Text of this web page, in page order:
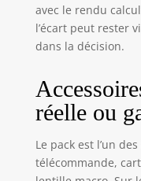
avec le rendu
l’écart peut rester
dans la décision.
réelle ou
Le pack est l’un
télécommande,